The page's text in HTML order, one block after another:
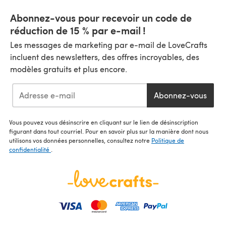
Abonnez-vous pour recevoir un code de
réduction de 15 % par e-mail !
Les messages de marketing par e-mail de LoveCrafts
incluent des newsletters, des offres incroyables, des
modèles gratuits et plus encore.
Abonnez-vous
Vous pouvez vous désinscrire en cliquant sur le lien de désinscription
figurant dans tout courriel. Pour en savoir plus sur la manière dont nous
utilisons vos données personnelles, consultez notre Politique de
confidentialité